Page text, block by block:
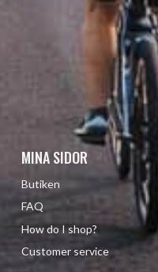
MINA SIDOR
Butiken
FAQ
How do I shop?
Customer service